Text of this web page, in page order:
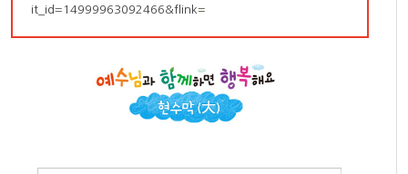
it_id=14999963092466&flink=